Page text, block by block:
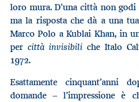
loro mura. D'una città non godi
ma la risposta che dà a una
Marco Polo a Kublai Khan, in
per città invisibili che Italo
1972.
Esattamente cinquant’anni
domande – l’impressione è